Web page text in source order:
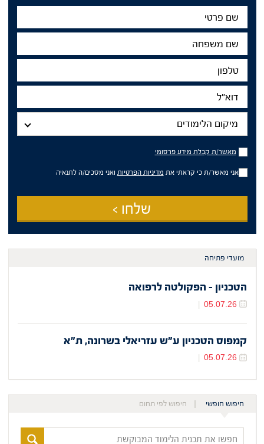
שם
פרטי
שם
משפחה
טלפון
דוא"ל
מיקום
הלימודים
מיקום הלימודים
מאשר/ת
קבלת
מידע
פרסומי
מאשר/ת קבלת מידע פרסומי
אני מאשר/ת כי קראתי את מדיניות הפרטיות ואני מסכים/ה לתנאיה
שלחו >
מועדי פתיחה
הטכניון - הפקולטה לרפואה
05.07.26
קמפוס הטכניון ע"ש עזריאלי בשרונה, ת"א
05.07.26
חיפוש חופשי חיפוש לפי תחום
חפשו
את